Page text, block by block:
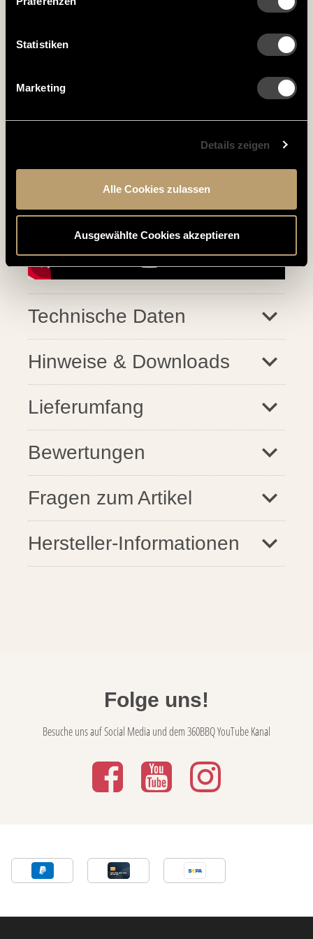
Statistiken
Marketing
Details zeigen
Alle Cookies zulassen
Ausgewählte Cookies akzeptieren
Zieht die rohe Pizza von Eurer bemehlten
Vom Blech lasst Ihr die Pizza dann auf den
Technische Daten
Hinweise & Downloads
Lieferumfang
Bewertungen santosgrills-
Fragen zum Artikel
santosgrills-
Hersteller-Informationen
Folge uns!
Besuche uns auf Social Media und dem 360BBQ YouTube Kanal